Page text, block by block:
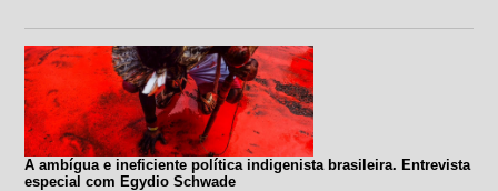
A ambígua e ineficiente política indigenista brasileira. Entrevista
especial com Egydio Schwade